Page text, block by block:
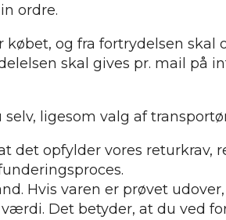
ordre.
og fra fortrydelsen
skal gives pr. mail på
ligesom valg af
det opfylder vores returkrav,
Hvis varen er prøvet
Det betyder, at du ved